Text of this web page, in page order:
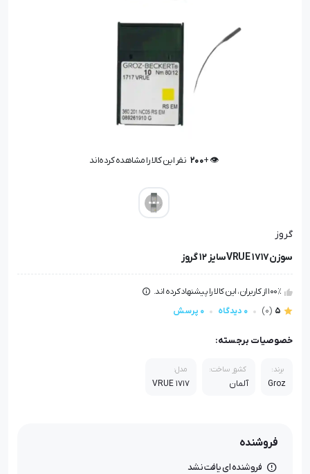
👁️ +
200 نفر این کالا را مشاهده کرده‌اند
گروز
سوزنVRUE 1717سایز 12 گروز
100٪ از کاربران، این کالا را پیشنهاد کرده اند.
5
(0) 0 دیدگاه 0 پرسش
خصوصیات برجسته:
برند:
Groz
کشور ساخت:
آلمان
مدل:
VRUE 1717
فروشنده
فروشنده ای یافت نشد